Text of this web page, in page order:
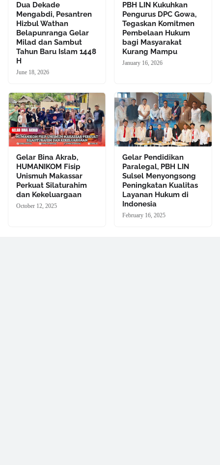
Dua Dekade
Mengabdi, Pesantren
Hizbul Wathan
Belapunranga Gelar
Milad dan Sambut
Tahun Baru Islam 1448
H
June 18, 2026
PBH LIN Kukuhkan
Pengurus DPC Gowa,
Tegaskan Komitmen
Pembelaan Hukum
bagi Masyarakat
Kurang Mampu
January 16, 2026
Gelar Bina Akrab,
HUMANIKOM Fisip
Unismuh Makassar
Perkuat Silaturahim
dan Kekeluargaan
October 12, 2025
Gelar Pendidikan
Paralegal, PBH LIN
Sulsel Menyongsong
Peningkatan Kualitas
Layanan Hukum di
Indonesia
February 16, 2025